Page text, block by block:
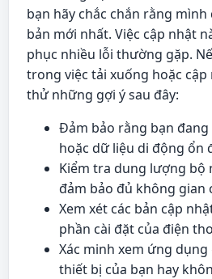
bạn hãy chắc chắn rằng
bản mới nhất. Việc cập nhật
phục nhiều lỗi thường gặp.
trong việc tải xuống hoặc
thử những gợi ý sau đây:
Đảm bảo rằng bạn đang
hoặc dữ liệu di động ổn
Kiểm tra dung lượng bộ
đảm bảo đủ không gian
Xem xét các bản cập
phần cài đặt của điện
Xác minh xem ứng
thiết bị của bạn hay